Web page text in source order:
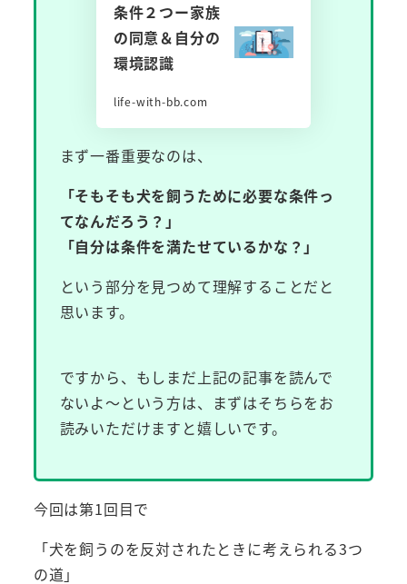
条件２つー家族
の同意＆自分の
環境認識
life-with-bb.com
まず一番重要なのは、
「そもそも犬を飼うために必要な条件っ
てなんだろう？」
「自分は条件を満たせているかな？」
という部分を見つめて理解することだと
思います。
ですから、もしまだ上記の記事を読んで
ないよ～という方は、まずはそちらをお
読みいただけますと嬉しいです。
今回は第1回目で
「犬を飼うのを反対されたときに考えられる3つ
の道」